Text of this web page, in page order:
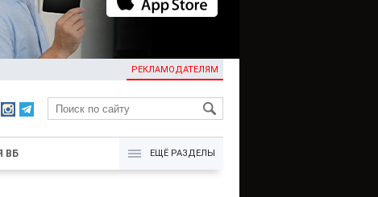
РЕКЛАМОДАТЕЛЯМ
KG
ВБ ЕЩЁ РАЗДЕЛЫ